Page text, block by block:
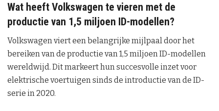
Wat heeft Volkswagen te vieren met de
productie van 1,5 miljoen ID-modellen?
Volkswagen viert een belangrijke mijlpaal door het
bereiken van de productie van 1,5 miljoen ID-modellen
wereldwijd. Dit markeert hun succesvolle inzet voor
elektrische voertuigen sinds de introductie van de ID-
serie in 2020.